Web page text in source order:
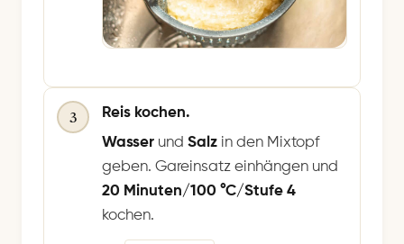
3
Reis kochen.
Wasser und Salz in den Mixtopf
geben. Gareinsatz einhängen und
20 Minuten/100 °C/Stufe 4
kochen.